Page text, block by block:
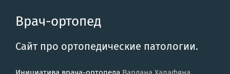
Врач-ортопед
Сайт про ортопедические патологии.